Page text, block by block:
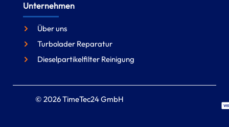
Unternehmen
Über uns
Turbolader Reparatur
Dieselpartikelfilter Reinigung
© 2026 TimeTec24 GmbH